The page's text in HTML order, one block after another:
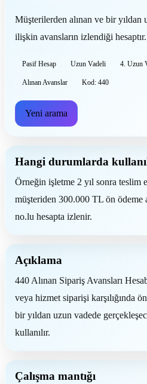
Müşterilerden alınan ve bir yıldan
ilişkin avansların izlendiği hesaptır.
Pasif Hesap Uzun Vadeli 4. Uzun
Alınan Avanslar Kod: 440
Yeni arama
Hangi durumlarda
Örneğin işletme 2 yıl sonra teslim
müşteriden 300.000 TL ön ödeme
no.lu hesapta izlenir.
Açıklama
440 Alınan Sipariş Avansları
veya hizmet siparişi karşılığında
bir yıldan uzun vadede
kullanılır.
Çalışma mantığı